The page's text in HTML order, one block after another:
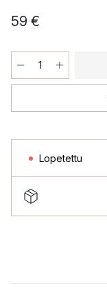
59 €
Lopetettu